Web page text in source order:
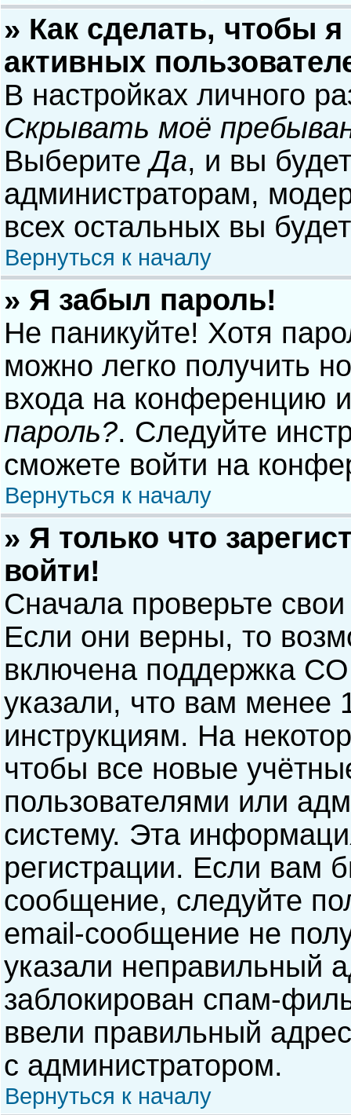
» Как сделать, чтобы
активных
В настройках личного
Скрывать моё
ВыберитеДа, и вы
администраторам,
всех остальных вы
Вернуться к началу
» Я забыл пароль!
Не паникуйте! Хотя
можно легко получить
входа на конференцию
пароль?. Следуйте
сможете войти на
Вернуться к началу
» Я только что
войти!
Сначала проверьте
Если они верны, то
включена поддержка
указали, что вам менее
инструкциям. На
чтобы все новые
пользователями или
систему. Эта
регистрации. Если вам
сообщение, следуйте
email-сообщение не
указали неправильный
заблокирован спам-
ввели правильный
с администратором.
Вернуться к началу